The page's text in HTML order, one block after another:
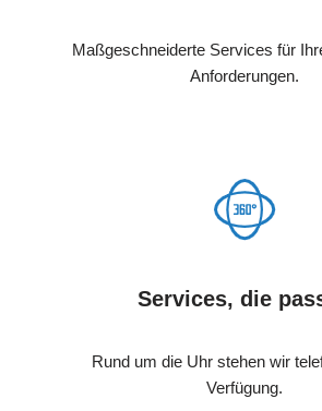
Maßgeschneiderte Services für
Anforderungen.
Services, die
Rund um die Uhr stehen wir
Verfügung.